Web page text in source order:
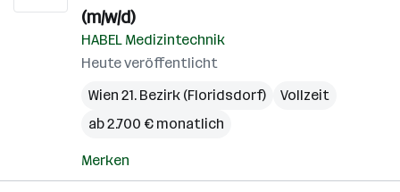
(m/w/d)
HABEL Medizintechnik
Heute veröffentlicht
Wien 21. Bezirk (Floridsdorf)
Vollzeit
ab 2.700 € monatlich
Merken